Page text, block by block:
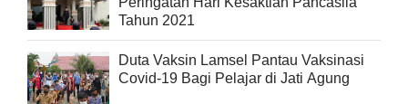
Tahun 2021
Duta Vaksin Lamsel Pantau Vaksinasi
Covid-19 Bagi Pelajar di Jati Agung